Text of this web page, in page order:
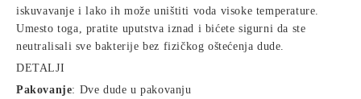
iskuvavanje i lako ih može uništiti voda visoke temperature.
Umesto toga, pratite uputstva iznad i bićete sigurni da ste
neutralisali sve bakterije bez fizičkog oštećenja dude.
DETALJI
Pakovanje: Dve dude u pakovanju